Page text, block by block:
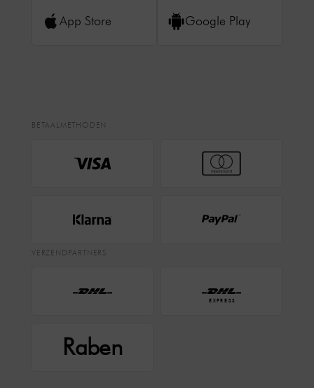
App Store Google Play
BETAALMETHODEN
VERZENDPARTNERS
EXPRESS
Raben